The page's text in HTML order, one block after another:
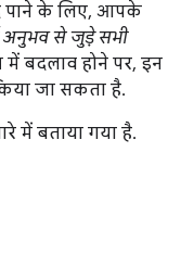
पाने के लिए, आपके
अनुभव से जुड़े सभी
में बदलाव होने पर, इन
जा सकता है.
में बताया गया है.